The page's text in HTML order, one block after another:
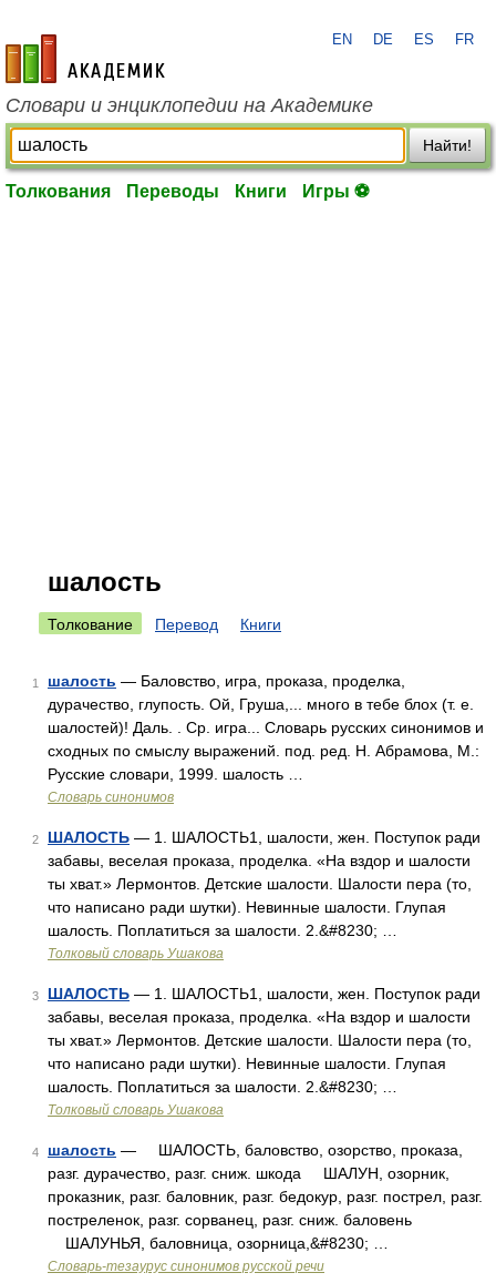
academic.ru
EN DE ES FR
Словари и энциклопедии на Академике
Найти!
Толкования Переводы Книги Игры ⚽
шалость
Толкование Перевод Книги
1 шалость — Баловство, игра, проказа, проделка,
дурачество, глупость. Ой, Груша,... много в тебе блох (т. е.
шалостей)! Даль. . Ср. игра... Словарь русских синонимов и
сходных по смыслу выражений. под. ред. Н. Абрамова, М.:
Русские словари, 1999. шалость …
Словарь синонимов
2 ШАЛОСТЬ — 1. ШАЛОСТЬ1, шалости, жен. Поступок ради
забавы, веселая проказа, проделка. «На вздор и шалости
ты хват.» Лермонтов. Детские шалости. Шалости пера (то,
что написано ради шутки). Невинные шалости. Глупая
шалость. Поплатиться за шалости. 2.&#8230; …
Толковый словарь Ушакова
3 ШАЛОСТЬ — 1. ШАЛОСТЬ1, шалости, жен. Поступок ради
забавы, веселая проказа, проделка. «На вздор и шалости
ты хват.» Лермонтов. Детские шалости. Шалости пера (то,
что написано ради шутки). Невинные шалости. Глупая
шалость. Поплатиться за шалости. 2.&#8230; …
Толковый словарь Ушакова
4 шалость — ШАЛОСТЬ, баловство, озорство, проказа,
разг. дурачество, разг. сниж. шкода ШАЛУН, озорник,
проказник, разг. баловник, разг. бедокур, разг. пострел, разг.
постреленок, разг. сорванец, разг. сниж. баловень
ШАЛУНЬЯ, баловница, озорница,&#8230; …
Словарь-тезаурус синонимов русской речи